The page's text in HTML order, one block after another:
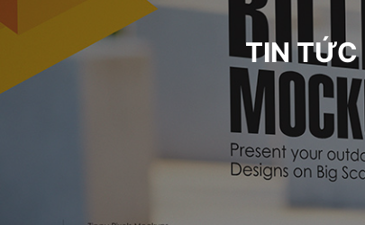
TIN TỨC